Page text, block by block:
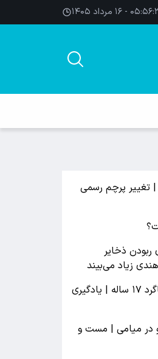
- ۱۶ مرداد ۱۴۰۵
| تغییر پرچم رسمی
ربودن ذخایر
زیاد می‌بیند
رسوایی جنسی معلم زن با شاگرد ۱۷ ساله | یادگیری
در میامی | مست و